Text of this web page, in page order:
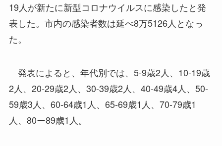
19人が新たに新型コロナウイルスに感染したと発
表した。市内の感染者数は延べ8万5126人となっ
た。
発表によると、年代別では、5-9歳2人、10-19歳
2人、20-29歳2人、30-39歳2人、40-49歳4人、50-
59歳3人、60-64歳1人、65-69歳1人、70-79歳1
人、80ー89歳1人。